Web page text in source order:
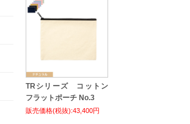
TRシリーズ コットン
フラットポーチ No.3
販売価格(税抜):43,400円